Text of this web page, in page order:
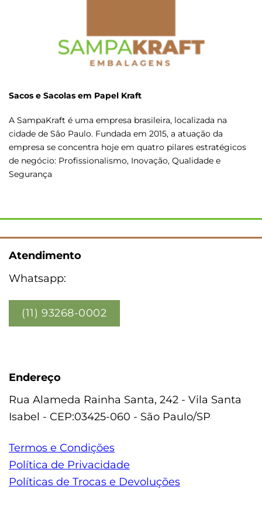
Sacos e Sacolas em Papel Kraft
A SampaKraft é uma empresa brasileira, localizada na
cidade de São Paulo. Fundada em 2015, a atuação da
empresa se concentra hoje em quatro pilares estratégicos
de negócio: Profissionalismo, Inovação, Qualidade e
Segurança
Atendimento
Whatsapp:
(11) 93268-0002
Endereço
Rua Alameda Rainha Santa, 242 - Vila Santa
Isabel - CEP:03425-060 - São Paulo/SP
Termos e Condições
Política de Privacidade
Políticas de Trocas e Devoluções